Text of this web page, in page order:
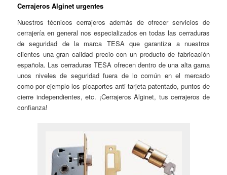
Cerrajeros Alginet urgentes
Nuestros técnicos cerrajeros además de ofrecer servicios de
cerrajería en general nos especializados en todas las cerraduras
de seguridad de la marca TESA que garantiza a nuestros
clientes una gran calidad precio con un producto de fabricación
española. Las cerraduras TESA ofrecen dentro de una alta gama
unos niveles de seguridad fuera de lo común en el mercado
como por ejemplo los picaportes anti-tarjeta patentado, puntos de
cierre independientes, etc. ¡Cerrajeros Alginet, tus cerrajeros de
confianza!